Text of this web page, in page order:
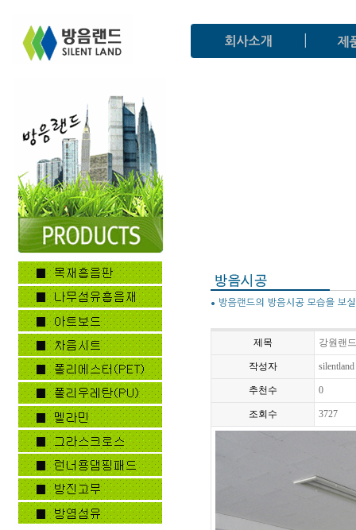
제목 강원랜
작성자 silentland
추천수 0
조회수 3727